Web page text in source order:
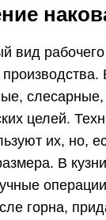
вид
целей.
их, но,
В
горна,